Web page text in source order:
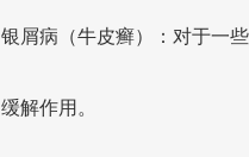
银屑病（牛皮癣）：对于一
缓解作用。